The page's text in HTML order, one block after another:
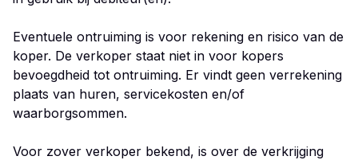
Eventuele ontruiming is voor rekening en risico van de
koper. De verkoper staat niet in voor kopers
bevoegdheid tot ontruiming. Er vindt geen verrekening
plaats van huren, servicekosten en/of
waarborgsommen.
Voor zover verkoper bekend, is over de verkrijging